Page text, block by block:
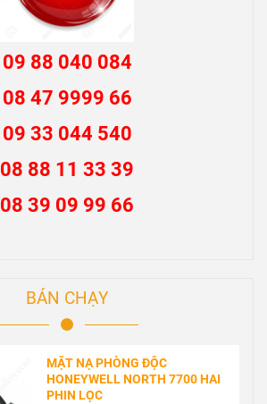
09 88 040 084
08 47 9999 66
09 33 044 540
08 88 11 33 39
08 39 09 99 66
BÁN CHẠY
MẶT NẠ PHÒNG ĐỘC
HONEYWELL NORTH 7700 HAI
PHIN LỌC